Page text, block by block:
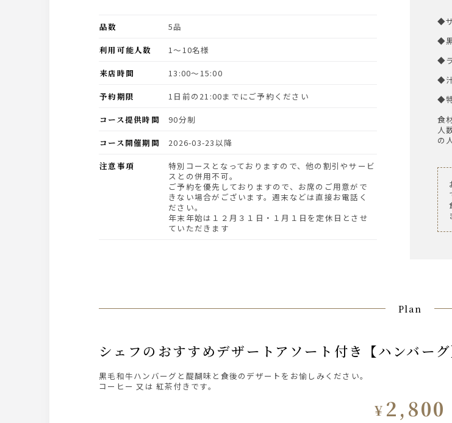
◆
◆
◆
◆
◆
食
人
の
品数
5品
利用可能人数
1〜10名様
来店時間
13:00〜15:00
予約期限
1日前の21:00までにご予約ください
コース提供時間
90分制
コース開催期間
2026-03-23以降
注意事項
特別コースとなっておりますので、他の割引やサービ
スとの併用不可。
ご予約を優先しておりますので、お席のご用意がで
きない場合がございます。週末などは直接お電話く
ださい。
年末年始は１２月３１日・１月１日を定休日とさせ
ていただきます
Plan
シェフのおすすめデザートアソート付き【ハンバー
黒毛和牛ハンバーグと醍醐味と食後のデザートをお愉しみください。
コーヒー 又は 紅茶付きです。
¥ 2,800